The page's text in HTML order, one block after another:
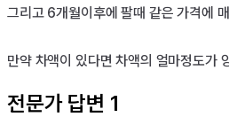
그리고 6개월이후에 팔때 같은 가격에
만약 차액이 있다면 차액의 얼마정도가
전문가 답변 1